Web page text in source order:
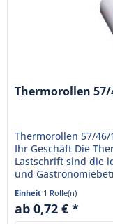
Thermorollen 57/
Thermorollen 57/46/
Ihr Geschäft Die
Lastschrift sind die
und
Einheit 1 Rolle(n)
ab 0,72 € *